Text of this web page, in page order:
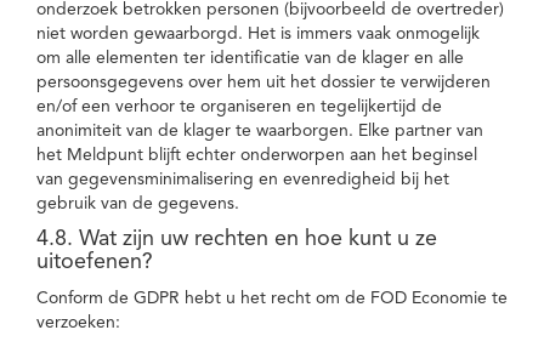
onderzoek betrokken personen (bijvoorbeeld de overtreder)
niet worden gewaarborgd. Het is immers vaak onmogelijk
om alle elementen ter identificatie van de klager en alle
persoonsgegevens over hem uit het dossier te verwijderen
en/of een verhoor te organiseren en tegelijkertijd de
anonimiteit van de klager te waarborgen. Elke partner van
het Meldpunt blijft echter onderworpen aan het beginsel
van gegevensminimalisering en evenredigheid bij het
gebruik van de gegevens.
4.8. Wat zijn uw rechten en hoe kunt u ze
uitoefenen?
Conform de GDPR hebt u het recht om de FOD Economie te
verzoeken: